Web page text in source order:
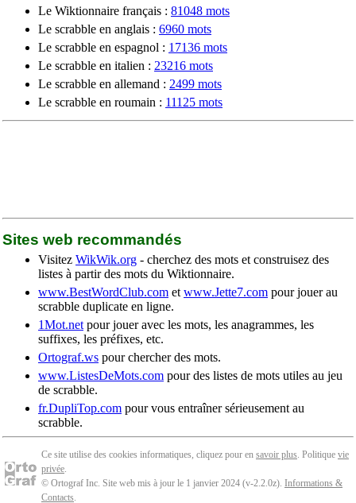
Le Wiktionnaire français : 81048 mots
Le scrabble en anglais : 6960 mots
Le scrabble en espagnol : 17136 mots
Le scrabble en italien : 23216 mots
Le scrabble en allemand : 2499 mots
Le scrabble en roumain : 11125 mots
Sites web recommandés
Visitez WikWik.org - cherchez des mots et construisez des
listes à partir des mots du Wiktionnaire.
www.BestWordClub.com et www.Jette7.com pour jouer au
scrabble duplicate en ligne.
1Mot.net pour jouer avec les mots, les anagrammes, les
suffixes, les préfixes, etc.
Ortograf.ws pour chercher des mots.
www.ListesDeMots.com pour des listes de mots utiles au jeu
de scrabble.
fr.DupliTop.com pour vous entraîner sérieusement au
scrabble.
Ce site utilise des cookies informatiques, cliquez pour en savoir plus. Politique vie
privée.
© Ortograf Inc. Site web mis à jour le 1 janvier 2024 (v-2.2.0z). Informations &
Contacts.